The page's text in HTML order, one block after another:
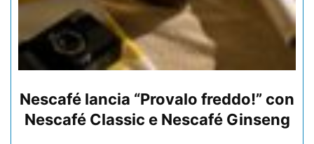
Nescafé lancia “Provalo freddo!” con
Nescafé Classic e Nescafé Ginseng